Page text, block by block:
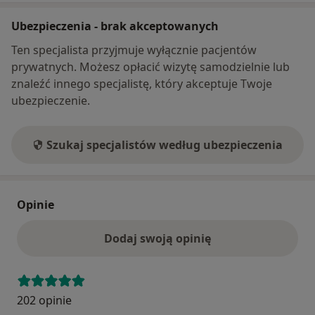
Ubezpieczenia - brak akceptowanych
Ten specjalista przyjmuje wyłącznie pacjentów
prywatnych. Możesz opłacić wizytę samodzielnie lub
znaleźć innego specjalistę, który akceptuje Twoje
ubezpieczenie.
Szukaj specjalistów według ubezpieczenia
Opinie
Dodaj swoją opinię
202 opinie